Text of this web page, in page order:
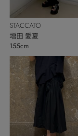
STACCATO
増田 愛夏
155cm